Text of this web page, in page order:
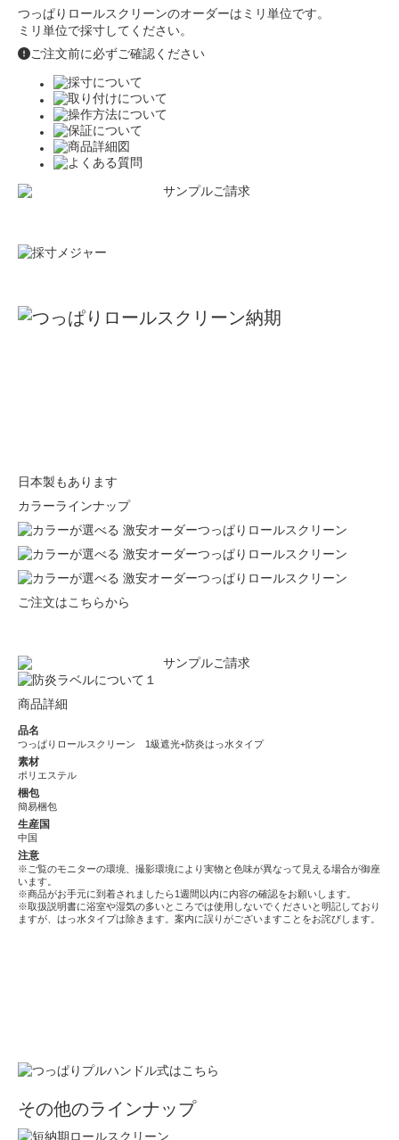
つっぱりロールスクリーンのオーダーはミリ単位です。
ミリ単位で採寸してください。
ご注文前に必ずご確認ください
日本製もあります
カラーラインナップ
ご注文はこちらから
商品詳細
品名
つっぱりロールスクリーン 1級遮光+防炎はっ水タイプ
素材
ポリエステル
梱包
簡易梱包
生産国
中国
注意
※ご覧のモニターの環境、撮影環境により実物と色味が異なって見える場合が御座
います。
※商品がお手元に到着されましたら1週間以内に内容の確認をお願いします。
※取扱説明書に浴室や湿気の多いところでは使用しないでくださいと明記しており
ますが、はっ水タイプは除きます。案内に誤りがございますことをお詫びします。
その他のラインナップ